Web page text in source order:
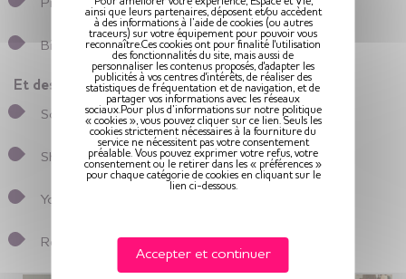
Produits de bien-être «Juste»
Bijoux énergétiques
Et des séances de démonstrations :
Sophrologie
Shiastu
Yoga
Rééquilibrage énergétique
ainsi que leurs partenaires, déposent et/ou accèdent
à des informations à l’aide de cookies (ou autres
traceurs) sur votre équipement pour pouvoir vous
reconnaître.Ces cookies ont pour finalité l'utilisation
des fonctionnalités du site, mais aussi de
personnaliser les contenus proposés, d'adapter les
publicités à vos centres d'intérêts, de réaliser des
statistiques de fréquentation et de navigation, et de
partager vos informations avec les réseaux
sociaux.Pour plus d’informations sur notre politique
« cookies », vous pouvez cliquer sur ce lien. Seuls les
cookies strictement nécessaires à la fourniture du
service ne nécessitent pas votre consentement
préalable. Vous pouvez exprimer votre refus, votre
consentement ou le retirer dans les « préférences »
pour chaque catégorie de cookies en cliquant sur le
lien ci-dessous.
Accepter et continuer